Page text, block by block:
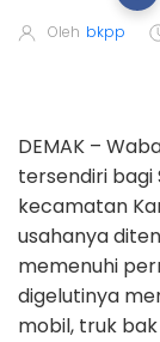
Oleh bkpp
DEMAK –
tersendiri bagi
kecamatan
usahanya
memenuhi
digelutinya
mobil, truk